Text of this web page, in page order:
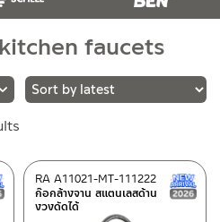
faucets
latest
New Arrival สินค้าใหม่ ปี 2026
ก๊อกล้างจาน สแตนเลสด้าน
งวงดัดได้
RA A11021-MT-111222